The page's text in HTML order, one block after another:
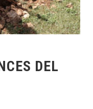
DEL